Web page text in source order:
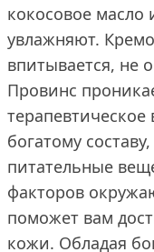
кокосовое масло
увлажняют.
впитывается, не
Провинс
терапевтическое
богатому
питательные
факторов
поможет вам
кожи. Обладая